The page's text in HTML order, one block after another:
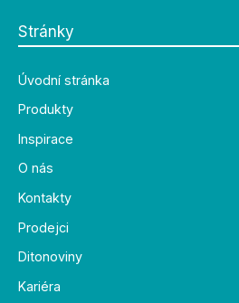
Stránky
Úvodní stránka
Produkty
Inspirace
O nás
Kontakty
Prodejci
Ditonoviny
Kariéra